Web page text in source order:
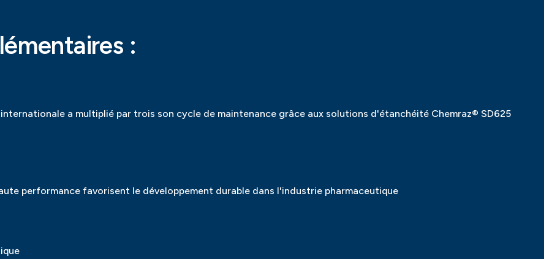
:
a multiplié par trois son cycle de maintenance grâce aux solutions d'étanchéité Chemraz® SD625
performance favorisent le développement durable dans l'industrie pharmaceutique